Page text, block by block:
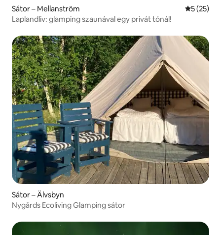
Sátor – Mellanström Átlagos
5 (25)
Laplandliv: glamping szaunával egy privát tónál!
Sátor – Älvsbyn
Nygårds Ecoliving Glamping sátor